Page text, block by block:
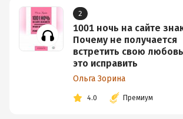
2
1001 ночь на сайте
Почему не получается
встретить свою
это исправить
Ольга Зорина
4.0 Премиум